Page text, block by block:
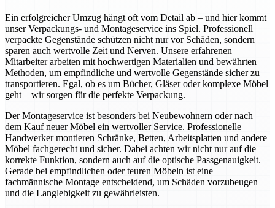
Ein erfolgreicher Umzug hängt oft vom Detail ab – und hier kommt
unser Verpackungs- und Montageservice ins Spiel. Professionell
verpackte Gegenstände schützen nicht nur vor Schäden, sondern
sparen auch wertvolle Zeit und Nerven. Unsere erfahrenen
Mitarbeiter arbeiten mit hochwertigen Materialien und bewährten
Methoden, um empfindliche und wertvolle Gegenstände sicher zu
transportieren. Egal, ob es um Bücher, Gläser oder komplexe Möbel
geht – wir sorgen für die perfekte Verpackung.
Der Montageservice ist besonders bei Neubewohnern oder nach
dem Kauf neuer Möbel ein wertvoller Service. Professionelle
Handwerker montieren Schränke, Betten, Arbeitsplatten und andere
Möbel fachgerecht und sicher. Dabei achten wir nicht nur auf die
korrekte Funktion, sondern auch auf die optische Passgenauigkeit.
Gerade bei empfindlichen oder teuren Möbeln ist eine
fachmännische Montage entscheidend, um Schäden vorzubeugen
und die Langlebigkeit zu gewährleisten.